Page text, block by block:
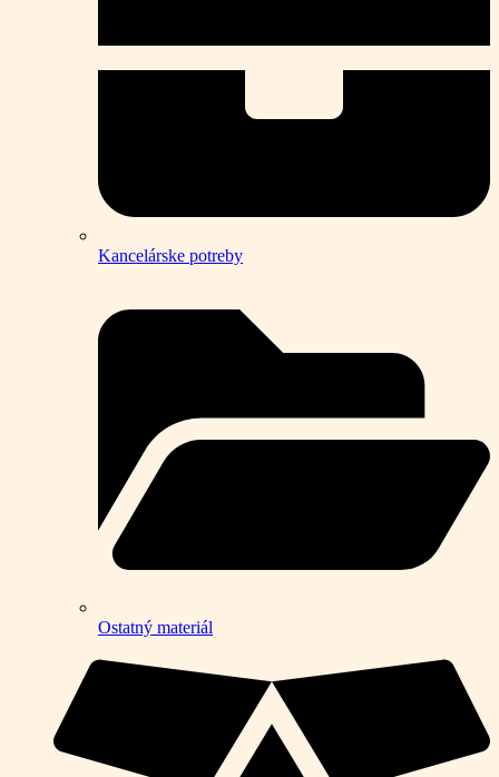
Kancelárske potreby
Ostatný materiál